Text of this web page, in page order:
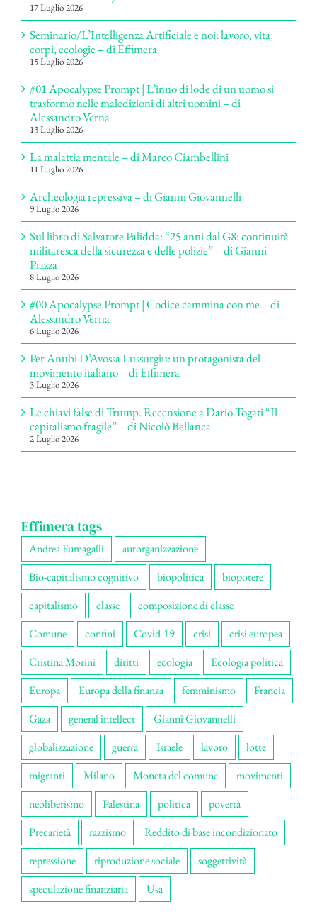
17 Luglio 2026
Seminario/L’Intelligenza Artificiale e noi: lavoro, vita,
corpi, ecologie – di Effimera
15 Luglio 2026
#01 Apocalypse Prompt | L’inno di lode di un uomo si
trasformò nelle maledizioni di altri uomini – di
Alessandro Verna
13 Luglio 2026
La malattia mentale – di Marco Ciambellini
11 Luglio 2026
Archeologia repressiva – di Gianni Giovannelli
9 Luglio 2026
Sul libro di Salvatore Palidda: “25 anni dal G8: continuità
militaresca della sicurezza e delle polizie” – di Gianni
Piazza
8 Luglio 2026
#00 Apocalypse Prompt | Codice cammina con me – di
Alessandro Verna
6 Luglio 2026
Per Anubi D’Avossa Lussurgiu: un protagonista del
movimento italiano – di Effimera
3 Luglio 2026
Le chiavi false di Trump. Recensione a Dario Togati “Il
capitalismo fragile” – di Nicolò Bellanca
2 Luglio 2026
Effimera tags
Andrea Fumagalli
autorganizzazione
Bio-capitalismo cognitivo
biopolitica
biopotere
capitalismo
classe
composizione di classe
Comune
confini Covid-19 crisi
crisi europea
Cristina Morini
diritti ecologia
Ecologia politica
Europa
Europa della finanza femminismo
Francia
Gaza
general intellect
Gianni Giovannelli
globalizzazione
guerra Israele lavoro
lotte
migranti
Milano Moneta del comune
movimenti
neoliberismo
Palestina politica
povertà
Precarietà
razzismo
Reddito di base incondizionato
repressione
riproduzione sociale
soggettività
speculazione finanziaria
Usa